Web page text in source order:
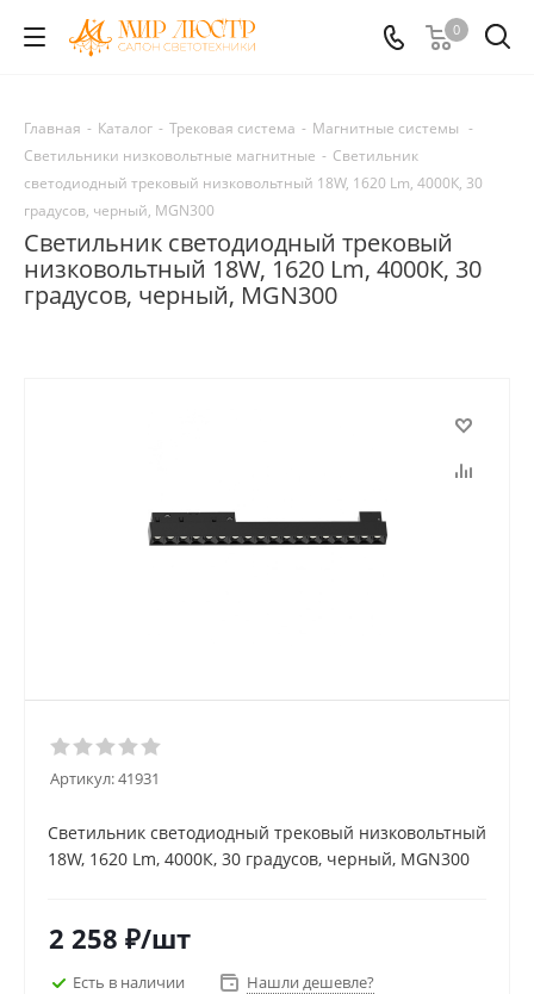
0
Главная - Каталог - Трековая система - Магнитные системы -
Светильники низковольтные магнитные - Светильник
светодиодный трековый низковольтный 18W, 1620 Lm, 4000К, 30
градусов, черный, MGN300
Светильник светодиодный трековый
низковольтный 18W, 1620 Lm, 4000К, 30
градусов, черный, MGN300
Артикул:41931
Светильник светодиодный трековый низковольтный
18W, 1620 Lm, 4000К, 30 градусов, черный, MGN300
2 258 ₽/шт
Есть в наличии Нашли дешевле?